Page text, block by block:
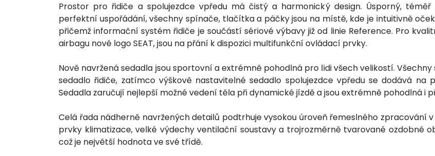
Prostor pro řidiče a spolujezdce vpředu má čistý a harmonický design. Úsporný,
perfektní uspořádání, všechny spínače, tlačítka a páčky jsou na místě, kde je intuitivně
přičemž informační systém řidiče je součástí sériové výbavy již od linie Reference. Pro
airbagu nové logo SEAT, jsou na přání k dispozici multifunkční ovládací prvky.
Nově navržená sedadla jsou sportovní a extrémně pohodlná pro lidi všech velikostí.
sedadlo řidiče, zatímco výškově nastavitelné sedadlo spolujezdce vpředu se dodává na
Sedadla zaručují nejlepší možné vedení těla při dynamické jízdě a jsou extrémně pohodlná i
Celá řada nádherně navržených detailů podtrhuje vysokou úroveň řemeslného zpracování
prvky klimatizace, velké výdechy ventilační soustavy a trojrozměrně tvarované ozdobné
což je největší hodnota ve své třídě.